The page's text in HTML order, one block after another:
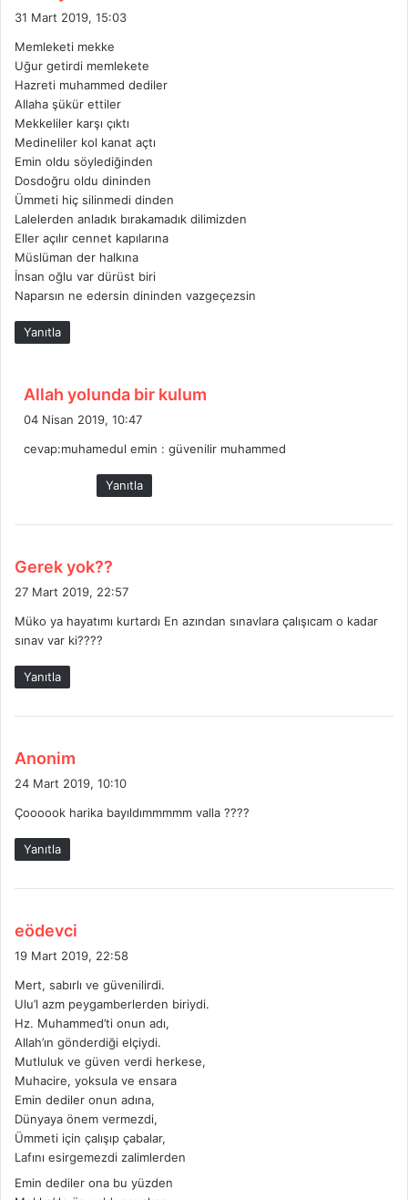
31 Mart 2019, 15:03
Memleketi mekke
Uğur getirdi memlekete
Hazreti muhammed dediler
Allaha şükür ettiler
Mekkeliler karşı çıktı
Medineliler kol kanat açtı
Emin oldu söylediğinden
Dosdoğru oldu dininden
Ümmeti hiç silinmedi dinden
Lalelerden anladık bırakamadık dilimizden
Eller açılır cennet kapılarına
Müslüman der halkına
İnsan oğlu var dürüst biri
Naparsın ne edersin dininden vazgeçezsin
Yanıtla
Allah yolunda bir kulum
i
04 Nisan 2019, 10:47
cevap:muhamedul emin : güvenilir muhammed
Yanıtla
Gerek yok??
e
27 Mart 2019, 22:57
Müko ya hayatımı kurtardı En azından sınavlara çalışıcam o kadar
sınav var ki????
Yanıtla
Anonim
e
i
24 Mart 2019, 10:10
Çoooook harika bayıldımmmmm valla ????
Yanıtla
eödevci
e
i
k
i
19 Mart 2019, 22:58
Mert, sabırlı ve güvenilirdi.
Ulu’l azm peygamberlerden biriydi.
Hz. Muhammed’ti onun adı,
Allah’ın gönderdiği elçiydi.
Mutluluk ve güven verdi herkese,
Muhacire, yoksula ve ensara
Emin dediler onun adına,
Dünyaya önem vermezdi,
Ümmeti için çalışıp çabalar,
Lafını esirgemezdi zalimlerden
Emin dediler ona bu yüzden